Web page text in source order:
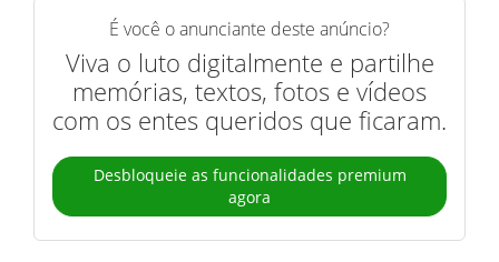
É você o anunciante deste anúncio?
Viva o luto digitalmente e partilhe
memórias, textos, fotos e vídeos
com os entes queridos que ficaram.
Desbloqueie as funcionalidades premium
agora